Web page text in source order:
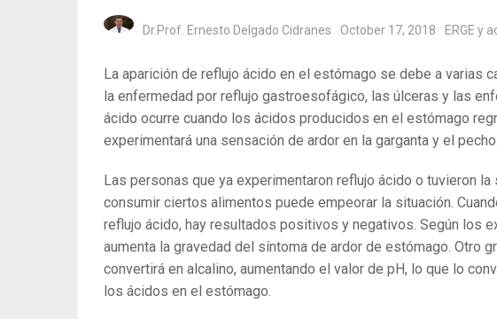
Dr.Prof. Ernesto Delgado Cidranes October 17, 2018 ERGE y
La aparición de reflujo ácido en el estómago se debe a varias
la enfermedad por reflujo gastroesofágico, las úlceras y las
ácido ocurre cuando los ácidos producidos en el estómago
experimentará una sensación de ardor en la garganta y el pecho.
Las personas que ya experimentaron reflujo ácido o tuvieron
consumir ciertos alimentos puede empeorar la situación.
reflujo ácido, hay resultados positivos y negativos. Según los
aumenta la gravedad del síntoma de ardor de estómago. Otro
convertirá en alcalino, aumentando el valor de pH, lo que lo
los ácidos en el estómago.